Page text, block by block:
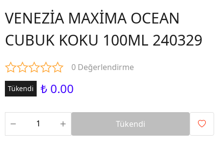
VENEZİA MAXİMA OCEAN
CUBUK KOKU 100ML 240329
0 Değerlendirme
Tükendi ₺ 0.00
Tükendi